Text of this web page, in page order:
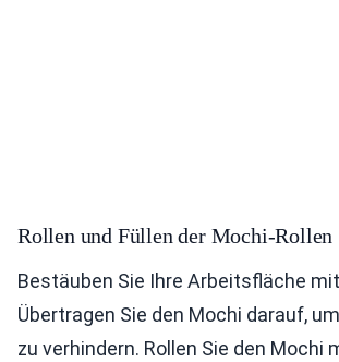
Rollen und Füllen der Mochi-Rollen
Bestäuben Sie Ihre Arbeitsfläche
Übertragen Sie den Mochi darauf,
zu verhindern. Rollen Sie den Mochi